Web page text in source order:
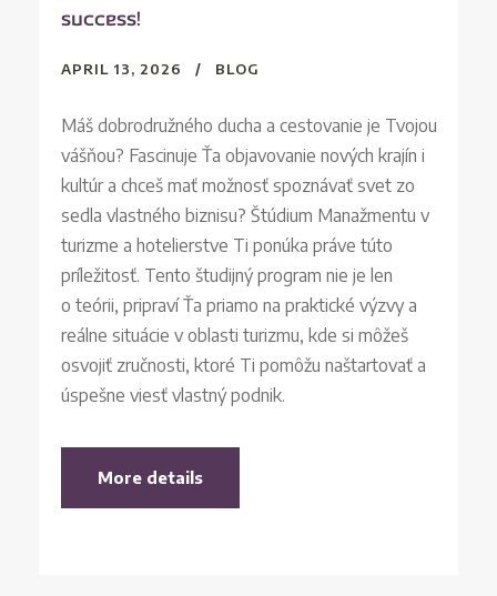
success!
APRIL 13, 2026 BLOG
Máš dobrodružného ducha a cestovanie je Tvojou
vášňou? Fascinuje Ťa objavovanie nových krajín i
kultúr a chceš mať možnosť spoznávať svet zo
sedla vlastného biznisu? Štúdium Manažmentu v
turizme a hotelierstve Ti ponúka práve túto
príležitosť. Tento študijný program nie je len
o teórii, pripraví Ťa priamo na praktické výzvy a
reálne situácie v oblasti turizmu, kde si môžeš
osvojiť zručnosti, ktoré Ti pomôžu naštartovať a
úspešne viesť vlastný podnik.
More details